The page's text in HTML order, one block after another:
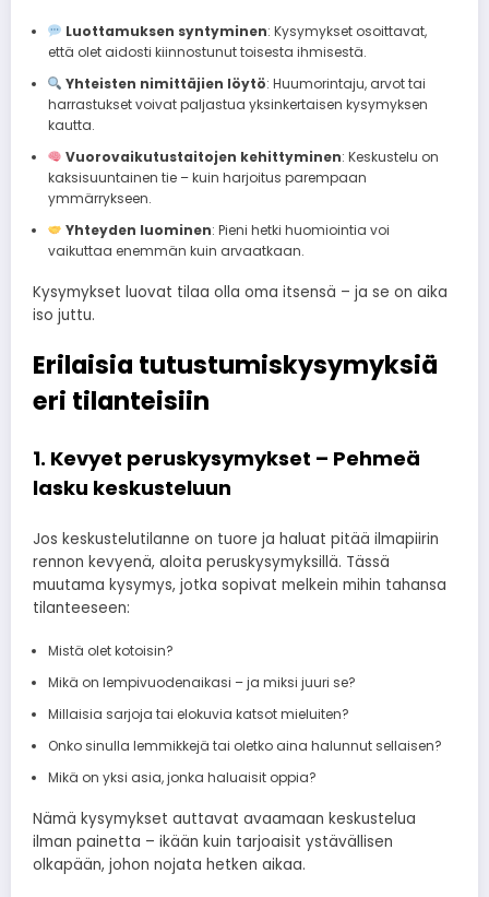
Luottamuksen syntyminen: Kysymykset osoittavat,
että olet aidosti kiinnostunut toisesta ihmisestä.
Yhteisten nimittäjien löytö: Huumorintaju, arvot tai
harrastukset voivat paljastua yksinkertaisen kysymyksen
kautta.
Vuorovaikutustaitojen kehittyminen: Keskustelu on
kaksisuuntainen tie – kuin harjoitus parempaan
ymmärrykseen.
Yhteyden luominen: Pieni hetki huomiointia voi
vaikuttaa enemmän kuin arvaatkaan.
Kysymykset luovat tilaa olla oma itsensä – ja se on aika
iso juttu.
Erilaisia tutustumiskysymyksiä
eri tilanteisiin
1. Kevyet peruskysymykset – Pehmeä
lasku keskusteluun
Jos keskustelutilanne on tuore ja haluat pitää ilmapiirin
rennon kevyenä, aloita peruskysymyksillä. Tässä
muutama kysymys, jotka sopivat melkein mihin tahansa
tilanteeseen:
Mistä olet kotoisin?
Mikä on lempivuodenaikasi – ja miksi juuri se?
Millaisia sarjoja tai elokuvia katsot mieluiten?
Onko sinulla lemmikkejä tai oletko aina halunnut sellaisen?
Mikä on yksi asia, jonka haluaisit oppia?
Nämä kysymykset auttavat avaamaan keskustelua
ilman painetta – ikään kuin tarjoaisit ystävällisen
olkapään, johon nojata hetken aikaa.